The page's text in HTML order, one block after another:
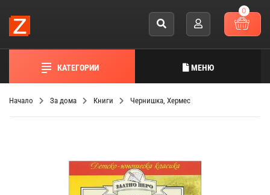
0
КАТЕГОРИИ МЕНЮ
Начало За дома Книги Чернишка, Хермес